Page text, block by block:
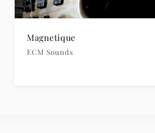
Magnetique
ECM Sounds